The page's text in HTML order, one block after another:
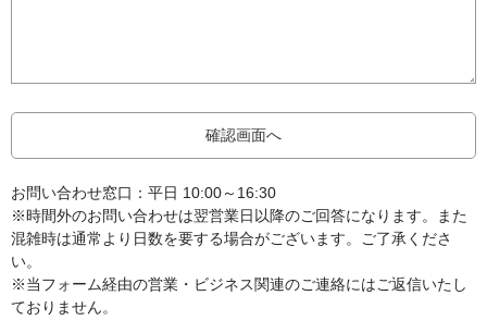
お問い合わせ窓口：平日 10:00～16:30
※時間外のお問い合わせは翌営業日以降のご回答になります。また
混雑時は通常より日数を要する場合がございます。ご了承くださ
い。
※当フォーム経由の営業・ビジネス関連のご連絡にはご返信いたし
ておりません。